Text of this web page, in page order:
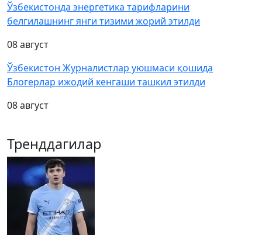
Ўзбекистонда энергетика тарифларини
белгилашнинг янги тизими жорий этилди
08 август
Ўзбекистон Журналистлар уюшмаси қошида
Блогерлар ижодий кенгаши ташкил этилди
08 август
Тренддагилар